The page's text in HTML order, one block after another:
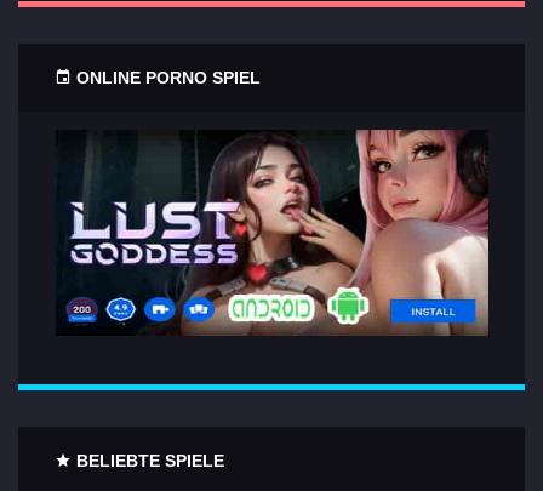
ONLINE PORNO SPIEL
BELIEBTE SPIELE